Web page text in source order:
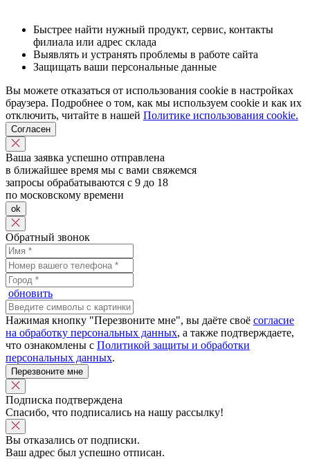
Быстрее найти нужный продукт, сервис, контакты
филиала или адрес склада
Выявлять и устранять проблемы в работе сайта
Защищать ваши персональные данные
Вы можете отказаться от использования cookie в настройках
браузера. Подробнее о том, как мы используем cookie и как их
отключить, читайте в нашей Политике использования cookie.
Согласен
Ваша заявка успешно отправлена
в ближайшее время мы с вами свяжемся
запросы обрабатываются с 9 до 18
по московскому времени
ok
Обратный звонок
обновить
Нажимая кнопку "Перезвоните мне", вы даёте своё согласие
на обработку персональных данных, а также подтверждаете,
что ознакомлены с Политикой защиты и обработки
персональных данных.
Перезвоните мне
Подписка подтверждена
Спасибо, что подписались на нашу рассылку!
Вы отказались от подписки.
Ваш адрес был успешно отписан.